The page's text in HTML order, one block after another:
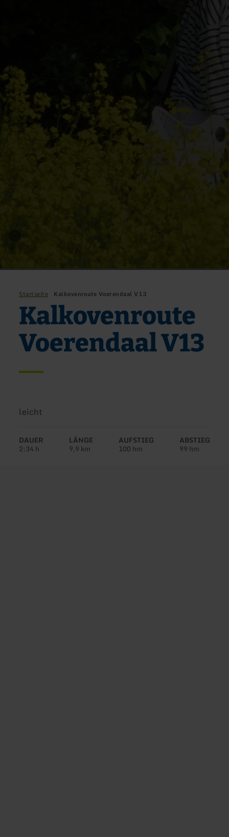
Startseite Kalkovenroute Voerendaal V13
Kalkovenroute
Voerendaal V13
Schwierigkeit:
leicht
DAUER
2:34 h
LÄNGE
9,9 km
AUFSTIEG
100 hm
ABSTIEG
99 hm